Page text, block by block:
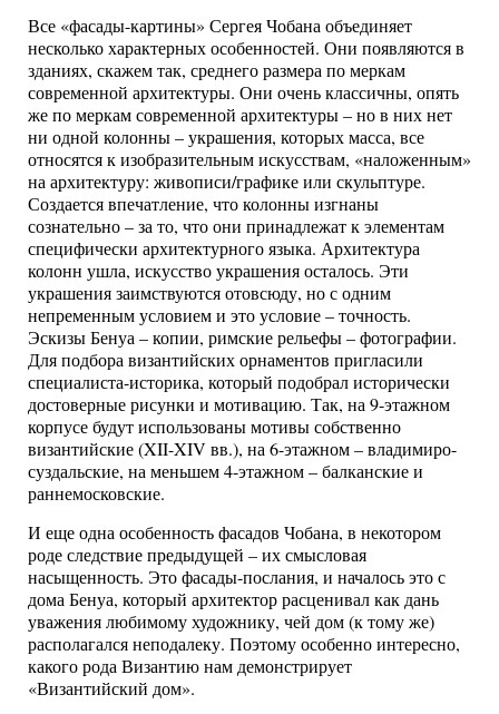
Все «фасады-картины» Сергея Чобана объединяет
несколько характерных особенностей. Они появляются в
зданиях, скажем так, среднего размера по меркам
современной архитектуры. Они очень классичны, опять
же по меркам современной архитектуры – но в них нет
ни одной колонны – украшения, которых масса, все
относятся к изобразительным искусствам, «наложенным»
на архитектуру: живописи/графике или скульптуре.
Создается впечатление, что колонны изгнаны
сознательно – за то, что они принадлежат к элементам
специфически архитектурного языка. Архитектура
колонн ушла, искусство украшения осталось. Эти
украшения заимствуются отовсюду, но с одним
непременным условием и это условие – точность.
Эскизы Бенуа – копии, римские рельефы – фотографии.
Для подбора византийских орнаментов пригласили
специалиста-историка, который подобрал исторически
достоверные рисунки и мотивацию. Так, на 9-этажном
корпусе будут использованы мотивы собственно
византийские (XII-XIV вв.), на 6-этажном – владимиро-
суздальские, на меньшем 4-этажном – балканские и
раннемосковские.
И еще одна особенность фасадов Чобана, в некотором
роде следствие предыдущей – их смысловая
насыщенность. Это фасады-послания, и началось это с
дома Бенуа, который архитектор расценивал как дань
уважения любимому художнику, чей дом (к тому же)
располагался неподалеку. Поэтому особенно интересно,
какого рода Византию нам демонстрирует
«Византийский дом».